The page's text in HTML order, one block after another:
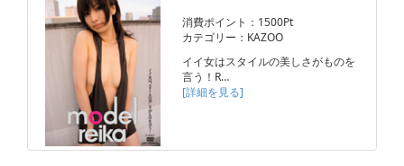
消費ポイント：1500Pt
カテゴリー：KAZOO
イイ女はスタイルの美しさがものを
言う！R…
[詳細を見る]